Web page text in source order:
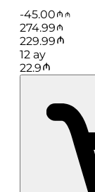
-45.00
274.99
229.99
12 ay
22.9